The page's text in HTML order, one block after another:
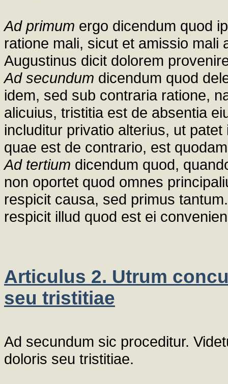
Ad primum ergo dicendum quod
ratione mali, sicut et amissio mali
Augustinus dicit dolorem
Ad secundum dicendum quod
idem, sed sub contraria ratione,
alicuius, tristitia est de absentia
includitur privatio alterius, ut
quae est de contrario, est
Ad tertium dicendum quod,
non oportet quod omnes
respicit causa, sed primus
respicit illud quod est ei
Articulus 2. Utrum
seu tristitiae
Ad secundum sic proceditur.
doloris seu tristitiae.